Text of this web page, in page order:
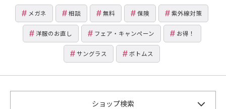
メガネ 相談 無料 保険 紫外線対策
洋服のお直し フェア・キャンペーン お得！
サングラス ボトムス
ショップ検索